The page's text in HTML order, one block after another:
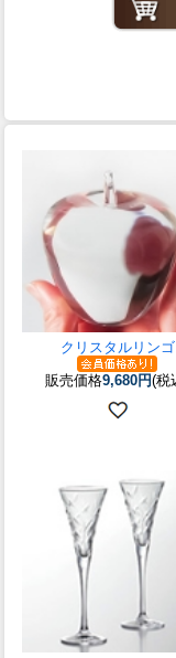
クリスタルリンゴ
販売価格9,680円(税